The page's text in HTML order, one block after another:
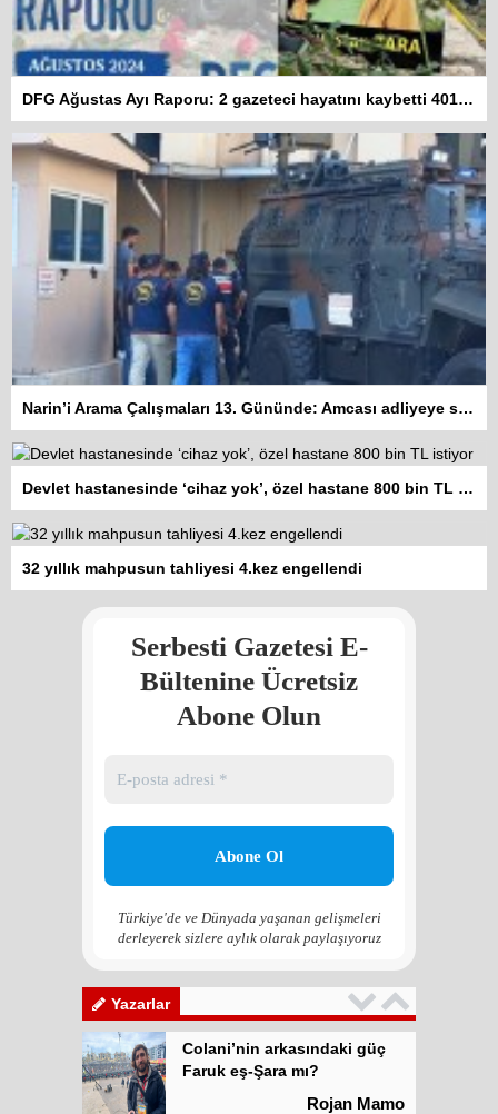
DFG Ağustas Ayı Raporu: 2 gazeteci hayatını kaybetti 401 habere erişim engeli getirildi
Narin’i Arama Çalışmaları 13. Gününde: Amcası adliyeye sevk edildi
Devlet hastanesinde ‘cihaz yok’, özel hastane 800 bin TL istiyor
32 yıllık mahpusun tahliyesi 4.kez engellendi
Serbesti Gazetesi E-
Bültenine Ücretsiz
Abone Olun
Türkiye'de ve Dünyada yaşanan gelişmeleri
derleyerek sizlere aylık olarak paylaşıyoruz
Yazarlar
Kadına şiddet “Devlet” eliyle
meşrulaştırılıyor
Atilla Yüceak
Colani’nin arkasındaki güç
Faruk eş-Şara mı?
Hark Denklemi
Çözüm Süreci’nin yeniden
Kadına şiddet “Devlet” eliyle
meşrulaştırılıyor
Atilla Yüceak
Colani’nin arkasındaki güç
Faruk eş-Şara mı?
Rojan Mamo